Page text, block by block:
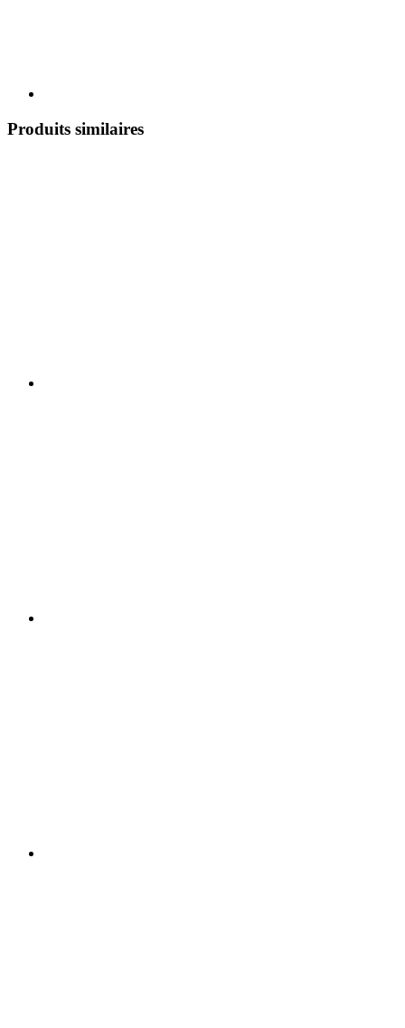
Produits similaires